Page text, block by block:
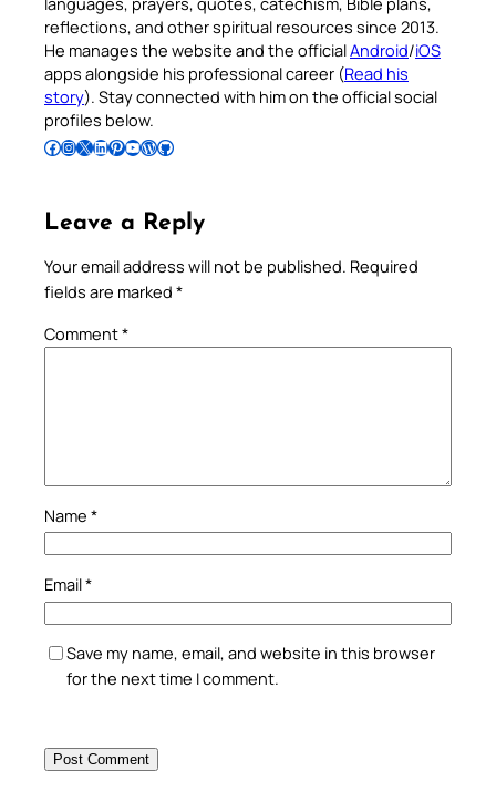
reflections, and other spiritual resources since 2013.
He manages the website and the officialAndroid/iOS
apps alongside his professional career (Read his
story). Stay connected with him on the official social
profiles below.
Follow Pradeep on Facebook Follow Pradeep on InstagramFollow Pradeep on X Follow Pradeep on LinkedIn Follow Pradeep on Pinterest Subscribe to Pradeep’s Youtube Channel Follow Pradeep on WordPress Follow Pradeep on GitHub
Leave a Reply
Your email address will not be published. Required
fields are marked *
Comment*
Name *
Email*
Save my name, email, and website in this browser
for the next time I comment.